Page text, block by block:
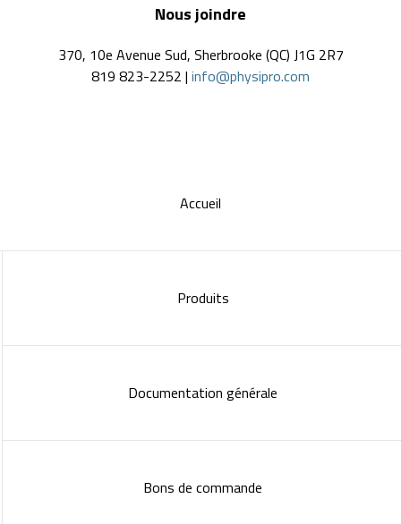
Nous joindre
370, 10e Avenue Sud, Sherbrooke (QC) J1G 2R7
819 823-2252 | info@physipro.com
Accueil
Produits
Documentation générale
Bons de commande